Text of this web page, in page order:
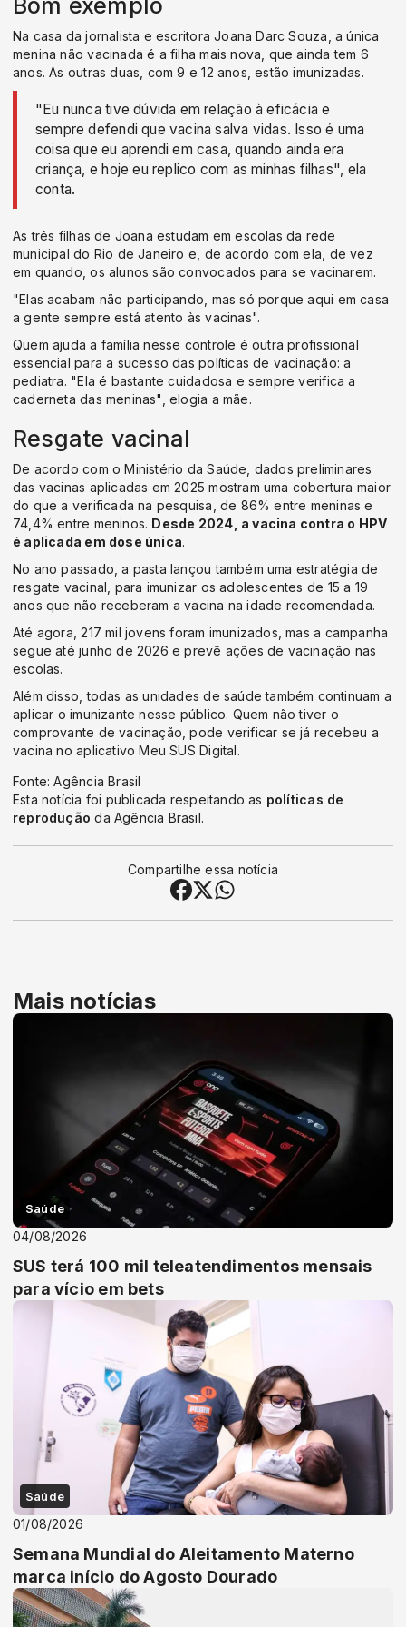
Bom exemplo
Na casa da jornalista e escritora Joana Darc Souza, a única
menina não vacinada é a filha mais nova, que ainda tem 6
anos. As outras duas, com 9 e 12 anos, estão imunizadas.
"Eu nunca tive dúvida em relação à eficácia e
sempre defendi que vacina salva vidas. Isso é uma
coisa que eu aprendi em casa, quando ainda era
criança, e hoje eu replico com as minhas filhas", ela
conta.
As três filhas de Joana estudam em escolas da rede
municipal do Rio de Janeiro e, de acordo com ela, de vez
em quando, os alunos são convocados para se vacinarem.
"Elas acabam não participando, mas só porque aqui em casa
a gente sempre está atento às vacinas".
Quem ajuda a família nesse controle é outra profissional
essencial para a sucesso das políticas de vacinação: a
pediatra. "Ela é bastante cuidadosa e sempre verifica a
caderneta das meninas", elogia a mãe.
Resgate vacinal
De acordo com o Ministério da Saúde, dados preliminares
das vacinas aplicadas em 2025 mostram uma cobertura maior
do que a verificada na pesquisa, de 86% entre meninas e
74,4% entre meninos. Desde 2024, a vacina contra o HPV
é aplicada em dose única.
No ano passado, a pasta lançou também uma estratégia de
resgate vacinal, para imunizar os adolescentes de 15 a 19
anos que não receberam a vacina na idade recomendada.
Até agora, 217 mil jovens foram imunizados, mas a campanha
segue até junho de 2026 e prevê ações de vacinação nas
escolas.
Além disso, todas as unidades de saúde também continuam a
aplicar o imunizante nesse público. Quem não tiver o
comprovante de vacinação, pode verificar se já recebeu a
vacina no aplicativo Meu SUS Digital.
Fonte: Agência Brasil
Esta notícia foi publicada respeitando as políticas de
reprodução da Agência Brasil.
Compartilhe essa notícia
Mais notícias
Saúde
04/08/2026
SUS terá 100 mil teleatendimentos mensais
para vício em bets
Saúde
01/08/2026
Semana Mundial do Aleitamento Materno
marca início do Agosto Dourado